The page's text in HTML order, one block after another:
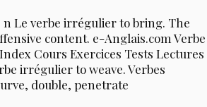
Le verbe irrégulier to bring. The
content. e-Anglais.com Verbe
Cours Exercices Tests Lectures
irrégulier to weave. Verbes
double, penetrate